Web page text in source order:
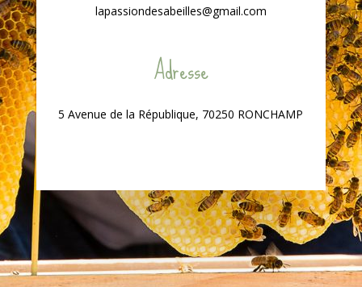
lapassiondesabeilles@gmail.com
Adresse
5 Avenue de la République, 70250 RONCHAMP